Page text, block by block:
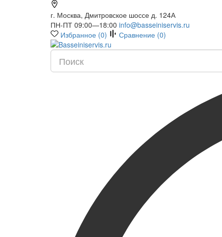
г. Москва, Дмитровское шоссе д. 124А
ПН-ПТ 09:00—18:00 info@basseiniservis.ru
Избранное (0) Сравнение (0)